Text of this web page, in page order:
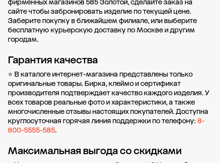
фирменных магазинов 585 Золотой, сделайте заказ на
сайте чтобы забронировать изделие по текущей цене.
Заберите покупку вближайшем филиале, или выберите
бесплатную курьерскую доставку по Москве и другим
городам.
Гарантия качества
⭐ В каталоге интернет-магазина представлены только
оригинальные товары. Бирка, клеймо и сертификат
производителя подтверждает качество каждого изделия. У
всех товаров реальные фото и характеристики, а также
многочисленные отзывы настоящих покупателей. Доступна
круглосуточная горячая линия поддержки по телефону: 8-
800-5555-585.
Максимальная выгода со скидками